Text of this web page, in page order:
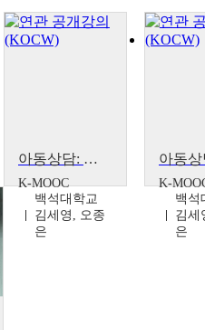
아동상담: 놀이와 예술을 통한 어린이 마음치료 - 놀이・예술 기반 아동상담의 특성과 과정
K-MOOC
백석대학교
김세영, 오종
은
K-
백석
김세
은